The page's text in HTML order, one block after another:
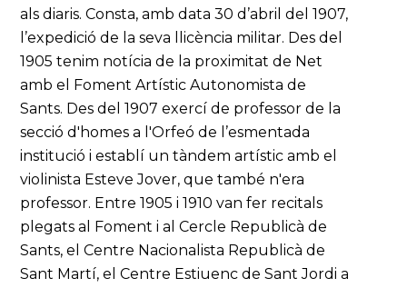
als diaris. Consta, amb data 30 d’abril del 1907,
l’expedició de la seva llicència militar. Des del
1905 tenim notícia de la proximitat de Net
amb el Foment Artístic Autonomista de
Sants. Des del 1907 exercí de professor de la
secció d'homes a l'Orfeó de l’esmentada
institució i establí un tàndem artístic amb el
violinista Esteve Jover, que també n'era
professor. Entre 1905 i 1910 van fer recitals
plegats al Foment i al Cercle Republicà de
Sants, el Centre Nacionalista Republicà de
Sant Martí, el Centre Estiuenc de Sant Jordi a